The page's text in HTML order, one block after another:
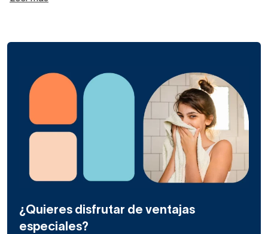
¿Quieres disfrutar de ventajas
especiales?